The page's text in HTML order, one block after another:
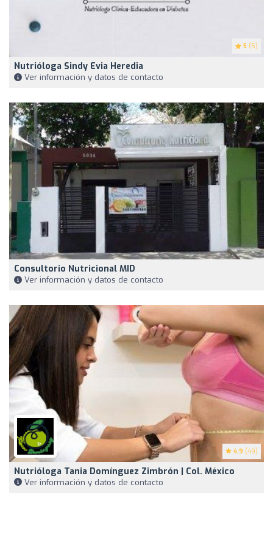
5 (5)
Nutrióloga Sindy Evia Heredia
Ver información y datos de contacto
Consultorio Nutricional MID
Ver información y datos de contacto
4.9 (49)
Nutrióloga Tania Domínguez Zimbrón | Col. México
Ver información y datos de contacto